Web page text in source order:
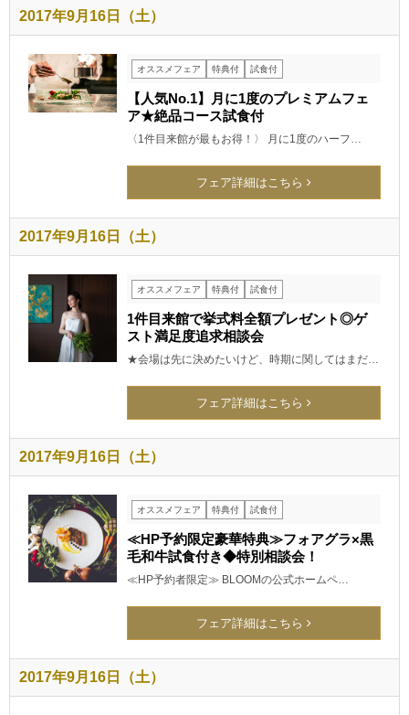
2017年9月16日（土）
オススメフェア 特典付 試食付
【人気No.1】月に1度のプレミアムフェ
ア★絶品コース試食付
〈1件目来館が最もお得！〉 月に1度のハーフ…
フェア詳細はこちら
2017年9月16日（土）
オススメフェア 特典付 試食付
1件目来館で挙式料全額プレゼント◎ゲ
スト満足度追求相談会
★会場は先に決めたいけど、時期に関してはまだ…
フェア詳細はこちら
2017年9月16日（土）
オススメフェア 特典付 試食付
≪HP予約限定豪華特典≫フォアグラ×黒
毛和牛試食付き◆特別相談会！
≪HP予約者限定≫ BLOOMの公式ホームペ…
フェア詳細はこちら
2017年9月16日（土）